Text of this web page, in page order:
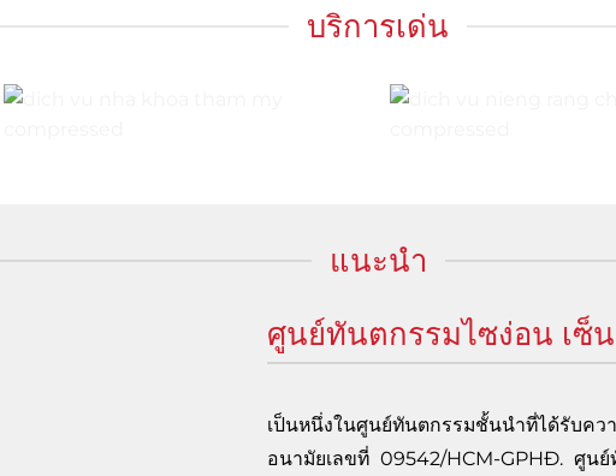
บริการเด่น
แนะนำ
ศูนย์ทันตกรรมไซง่อน เซ็น
เป็นหนึ่งในศูนย์ทันตกรรมชั้นนำที่ได้รับคว
อนามัยเลขที่ 09542/HCM-GPHĐ. ศูน